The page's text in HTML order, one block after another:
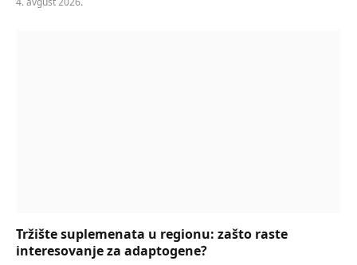
Tržište suplemenata u regionu: zašto raste
interesovanje za adaptogene?